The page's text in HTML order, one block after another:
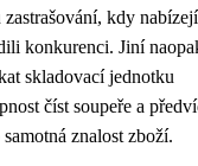
kdy nabízejí
konkurenci. Jiní
skladovací jednotku
číst soupeře a
znalost zboží.